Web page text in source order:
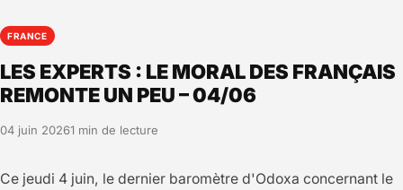
FRANCE
LES EXPERTS : LE MORAL DES FRANÇAIS
REMONTE UN PEU – 04/06
04 juin 20261 min de lecture
Ce jeudi 4 juin, le dernier baromètre d'Odoxa concernant le